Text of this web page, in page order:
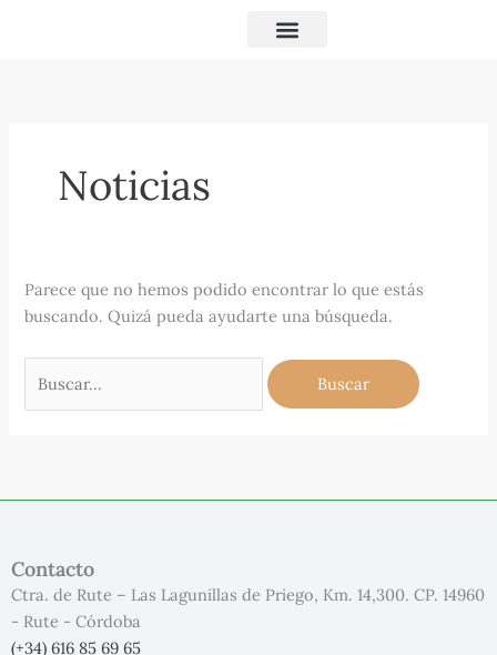
Noticias
Parece que no hemos podido encontrar lo que estás
buscando. Quizá pueda ayudarte una búsqueda.
Contacto
Ctra. de Rute – Las Lagunillas de Priego, Km. 14,300. CP. 14960
- Rute - Córdoba
(+34) 616 85 69 65